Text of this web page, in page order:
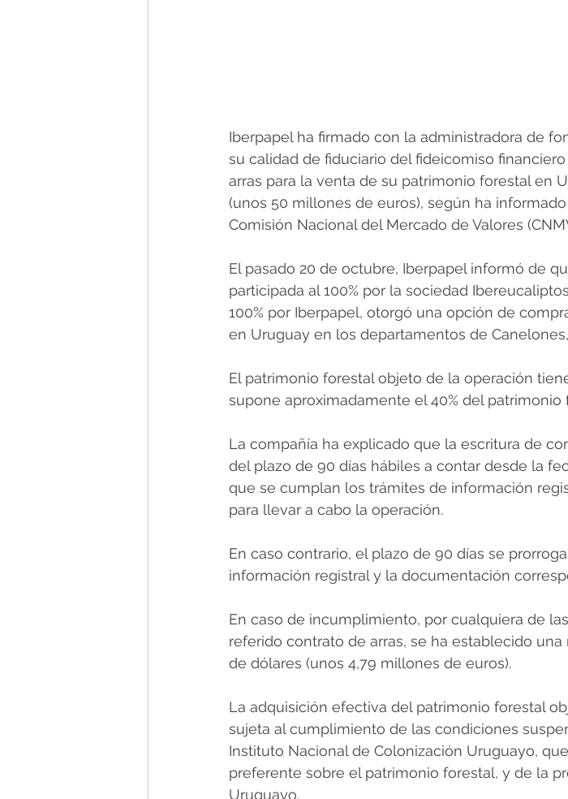
Iberpapel ha firmado con la administradora de
su calidad de fiduciario del fideicomiso
arras para la venta de su patrimonio forestal en
(unos 50 millones de euros), según ha
Comisión Nacional del Mercado de Valores
El pasado 20 de octubre, Iberpapel informó de
participada al 100% por la sociedad
100% por Iberpapel, otorgó una opción de
en Uruguay en los departamentos de
El patrimonio forestal objeto de la operación
supone aproximadamente el 40% del
La compañía ha explicado que la escritura de
del plazo de 90 días hábiles a contar desde la
que se cumplan los trámites de información
para llevar a cabo la operación.
En caso contrario, el plazo de 90 días se
información registral y la documentación
En caso de incumplimiento, por cualquiera de
referido contrato de arras, se ha establecido
de dólares (unos 4,79 millones de euros).
La adquisición efectiva del patrimonio forestal
sujeta al cumplimiento de las condiciones
Instituto Nacional de Colonización Uruguayo,
preferente sobre el patrimonio forestal, y de la
Uruguayo.